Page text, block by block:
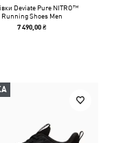
Deviate Pure NITRO™
Running Shoes Men
7 490,00 ₴